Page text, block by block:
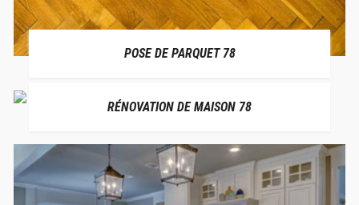
POSE DE PARQUET 78
RÉNOVATION DE MAISON 78